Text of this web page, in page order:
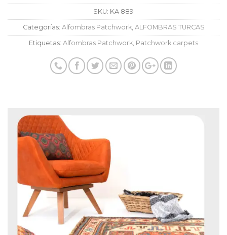
SKU: KA 889
Categorías: Alfombras Patchwork, ALFOMBRAS TURCAS
Etiquetas: Alfombras Patchwork, Patchwork carpets